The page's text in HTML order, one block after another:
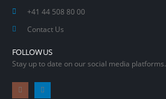
+41 44 508 80 00
Contact Us
FOLLOW US
Stay up to date on our social media platforms.